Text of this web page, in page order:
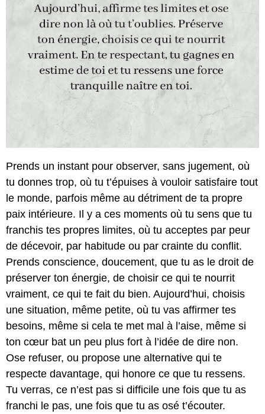
Prends un instant pour observer, sans jugement, où
tu donnes trop, où tu t’épuises à vouloir satisfaire tout
le monde, parfois même au détriment de ta propre
paix intérieure. Il y a ces moments où tu sens que tu
franchis tes propres limites, où tu acceptes par peur
de décevoir, par habitude ou par crainte du conflit.
Prends conscience, doucement, que tu as le droit de
préserver ton énergie, de choisir ce qui te nourrit
vraiment, ce qui te fait du bien. Aujourd’hui, choisis
une situation, même petite, où tu vas affirmer tes
besoins, même si cela te met mal à l’aise, même si
ton cœur bat un peu plus fort à l’idée de dire non.
Ose refuser, ou propose une alternative qui te
respecte davantage, qui honore ce que tu ressens.
Tu verras, ce n’est pas si difficile une fois que tu as
franchi le pas, une fois que tu as osé t’écouter.